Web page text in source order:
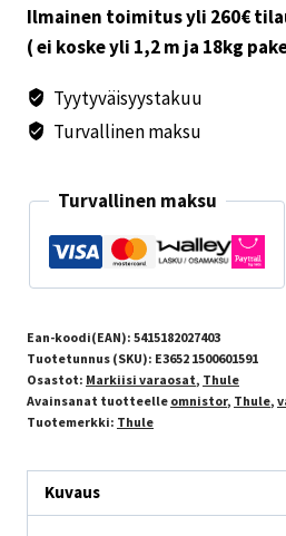
määrä
Ilmainen toimitus yli 260€
( ei koske yli 1,2 m ja 18kg
Tyytyväisyystakuu
Turvallinen maksu
Turvallinen maksu
Ean-koodi(EAN): 5415182027403
Tuotetunnus (SKU): E3652 1500601591
Osastot: Markiisi varaosat, Thule
Avainsanat tuotteelle omnistor, Thule,
Tuotemerkki: Thule
Kuvaus